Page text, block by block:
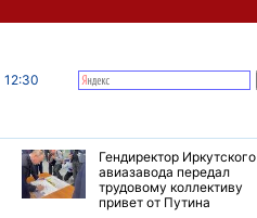
12:30
Гендиректор Иркутского
авиазавода передал
трудовому коллективу
привет от Путина